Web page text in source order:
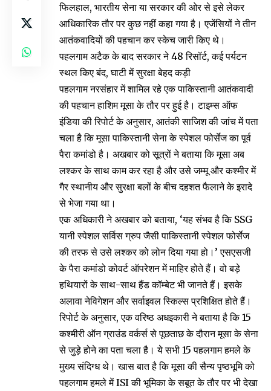
फिलहाल, भारतीय सेना या सरकार की ओर से इसे लेकर
आधिकारिक तौर पर कुछ नहीं कहा गया है। एजेंसियों ने तीन
आतंकवादियों की पहचान कर स्केच जारी किए थे।
पहलगाम अटैक के बाद सरकार ने 48 रिसॉर्ट, कई पर्यटन
स्थल किए बंद, घाटी में सुरक्षा बेहद कड़ी
पहलगाम नरसंहार में शामिल रहे एक पाकिस्तानी आतंकवादी
की पहचान हाशिम मूसा के तौर पर हुई है। टाइम्स ऑफ
इंडिया की रिपोर्ट के अनुसार, आतंकी साजिश की जांच में पता
चला है कि मूसा पाकिस्तानी सेना के स्पेशल फोर्सेज का पूर्व
पैरा कमांडो है। अखबार को सूत्रों ने बताया कि मूसा अब
लश्कर के साथ काम कर रहा है और उसे जम्मू और कश्मीर में
गैर स्थानीय और सुरक्षा बलों के बीच दहशत फैलाने के इरादे
से भेजा गया था।
एक अधिकारी ने अखबार को बताया, ‘यह संभव है कि SSG
यानी स्पेशल सर्विस ग्रुप जैसी पाकिस्तानी स्पेशल फोर्सेज
की तरफ से उसे लश्कर को लोन दिया गया हो।’ एसएसजी
के पैरा कमांडो कोवर्ट ऑपरेशन में माहिर होते हैं। वो बड़े
हथियारों के साथ-साथ हैंड कॉम्बेट भी जानते हैं। इसके
अलावा नेविगेशन और सर्वाइवल स्किल्स प्रशिक्षित होते हैं।
रिपोर्ट के अनुसार, एक वरिष्ठ अधइकारी ने बताया है कि 15
कश्मीरी ऑन ग्राउंड वर्कर्स से पूछताछ के दौरान मूसा के सेना
से जुड़े होने का पता चला है। ये सभी 15 पहलगाम हमले के
मुख्य संदिग्ध थे। खास बात है कि मूसा की सैन्य पृष्ठभूमि को
पहलगाम हमले में ISI की भूमिका के सबूत के तौर पर भी देखा